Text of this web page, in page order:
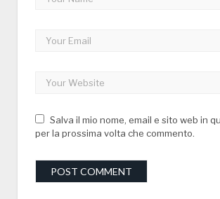
Salva il mio nome, email e sito web in
per la prossima volta che commento.